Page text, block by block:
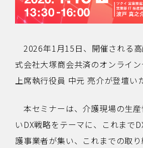
2026年1月15日、開催される
式会社大塚商会共済のオンライ
上席執行役員 中元 亮介が登壇い
本セミナーは、介護現場の生
いDX戦略をテーマに、これまで
護事業者が集い、これまでの取